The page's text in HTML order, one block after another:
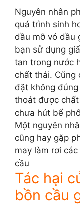
Nguyên nhân
quá trình sinh
dầu mỡ vỏ dầu
bạn sử dụng
tan trong nước
chất thải. Cũng
đặt không
thoát được
chưa hút bể
Một nguyên
cũng hay gặp
may làm rơi
cầu
Tác hại
bồn cầu